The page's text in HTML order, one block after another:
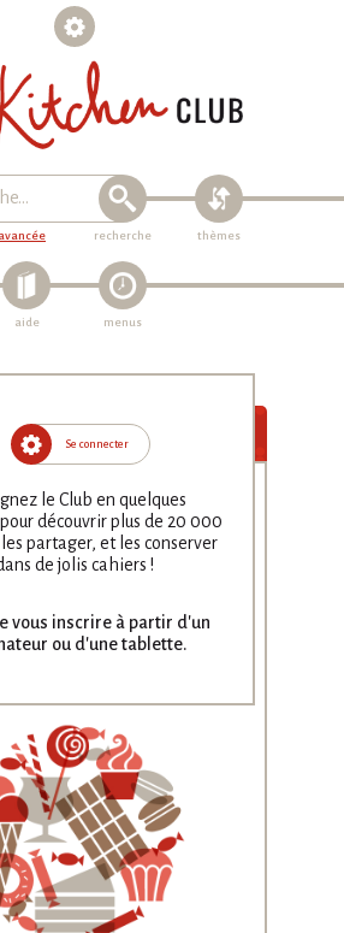
recherche thèmes
aide menus
de
Lafond
Se connecter
le Club en quelques
découvrir plus de 20 000
partager, et les conserver
de jolis cahiers !
vous inscrire à partir d'un
ou d'une tablette.